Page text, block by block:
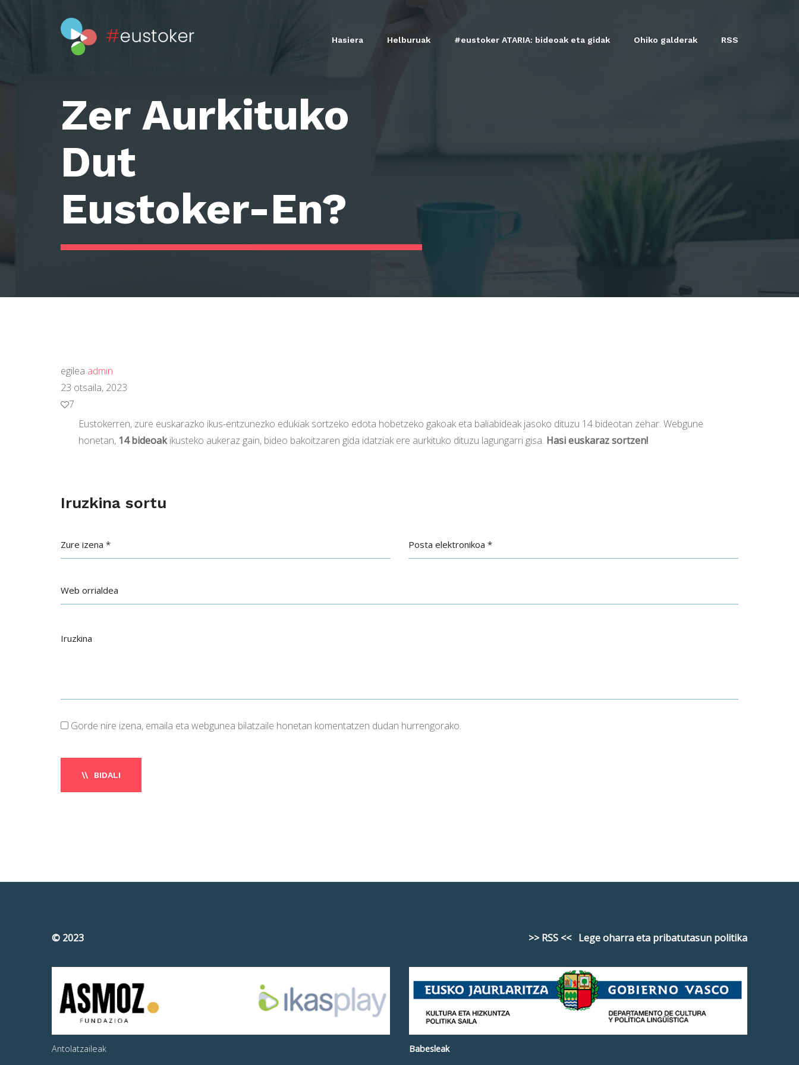
Hasiera Helburuak #eustoker ATARIA: bideoak eta gidak Ohiko galderak RSS
Zer Aurkituko
Dut
Eustoker-En?
egilea admin
23 otsaila, 2023
7
Eustokerren, zure euskarazko ikus-entzunezko edukiak sortzeko edota hobetzeko gakoak eta baliabideak jasoko dituzu 14 bideotan zehar. Webgune
honetan, 14 bideoakikusteko aukeraz gain, bideo bakoitzaren gida idatziak ere aurkituko dituzu lagungarri gisa. Hasi euskaraz sortzen!
Iruzkina sortu
Gorde nire izena, emaila eta webgunea bilatzaile honetan komentatzen dudan hurrengorako.
BIDALI
© 2023
Antolatzaileak
Lege oharra eta pribatutasun politika
>> RSS <<
Babesleak